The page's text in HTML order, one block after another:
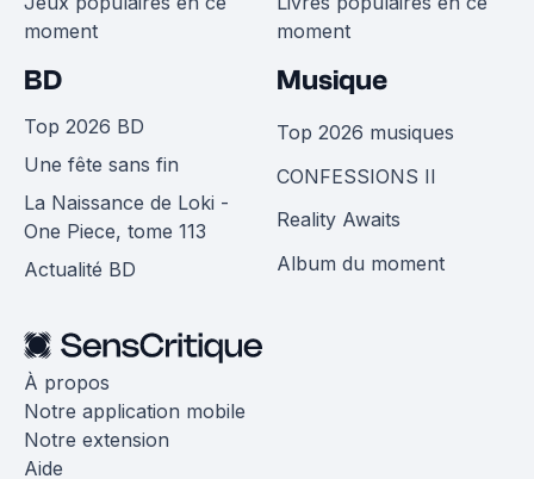
moment
moment
BD
Top 2026 BD
Une fête sans fin
La Naissance de Loki -
One Piece, tome 113
Actualité BD
Musique
Top 2026 musiques
CONFESSIONS II
Reality Awaits
Album du moment
À propos
Notre application mobile
Notre extension
Aide